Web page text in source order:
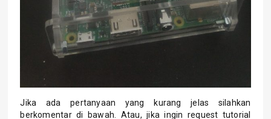
Jika ada pertanyaan yang kurang jelas silahkan
berkomentar di bawah. Atau, jika ingin request tutorial